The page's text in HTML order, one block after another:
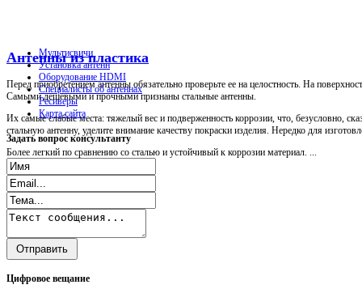
Антенны из пластика
Перед приобретением антенны обязательно проверьте ее на целостность. На
Самыми дешевыми и прочными признаны стальные антенны.
Их самые слабые места: тяжелый вес и подверженность коррозии, что, безусловно,
стальную антенну, уделите внимание качеству покраски изделия. Нередко для
Более легкий по сравнению со сталью и устойчивый к коррозии материал. ...
Мультисвичи
Установка антенн
Оборудование HDMI
Специалисты об антеннах
Ресиверы
Карта сайта
Задать вопрос консультанту
Цифровое вещание